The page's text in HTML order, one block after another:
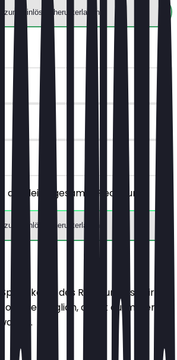
zum Einlösen herunterladen
auf deine gesamte Rechnung!
zum Einlösen herunterladen
Speisekarte des Restaurants. Wir
oft wie möglich, damit du immer